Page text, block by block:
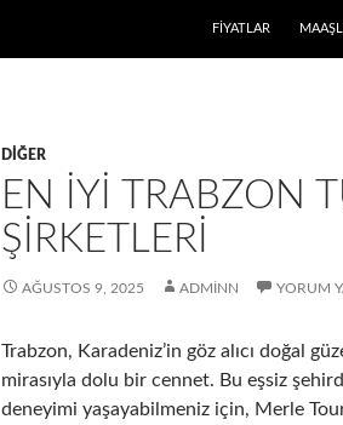
FIYATLAR
DIĞER
EN İYI TRABZON
ŞIRKETLERI
AĞUSTOS 9, 2025 ADMINN YORUM
Trabzon, Karadeniz’in göz alıcı doğal
mirasıyla dolu bir cennet. Bu eşsiz
deneyimi yaşayabilmeniz için, Merle